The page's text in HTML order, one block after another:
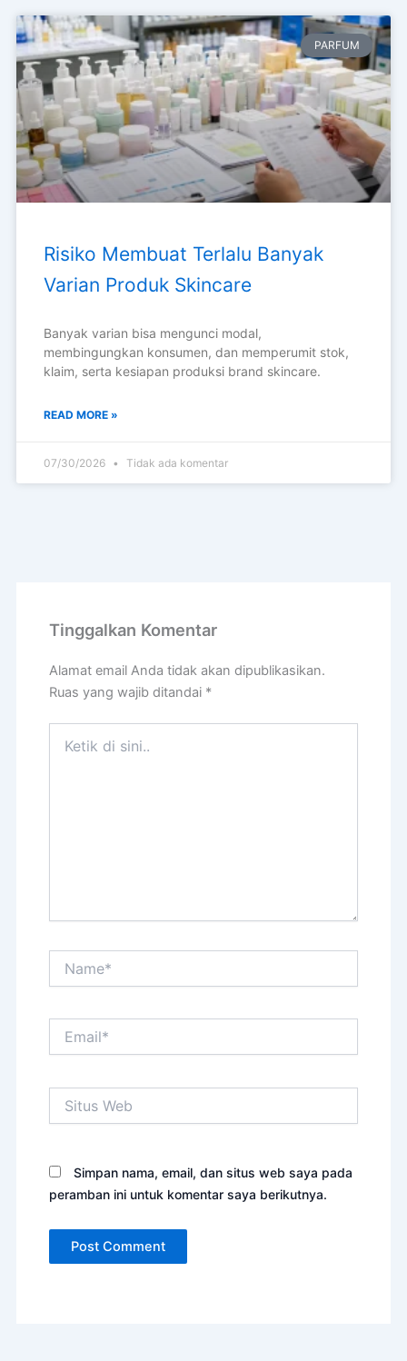
PARFUM
Risiko Membuat Terlalu Banyak
Varian Produk Skincare
Banyak varian bisa mengunci modal,
membingungkan konsumen, dan memperumit stok,
klaim, serta kesiapan produksi brand skincare.
READ MORE »
07/30/2026 Tidak ada komentar
Tinggalkan Komentar
Alamat email Anda tidak akan dipublikasikan.
Ruas yang wajib ditandai *
Web
Simpan nama, email, dan situs web saya pada
peramban ini untuk komentar saya berikutnya.